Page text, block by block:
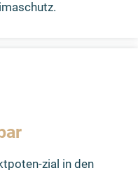
zial in den